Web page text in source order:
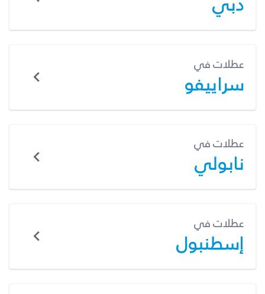
عطلات في
سراييفو
عطلات في
نابولي
عطلات في
إسطنبول